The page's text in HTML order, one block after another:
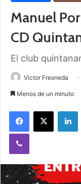
Manuel
CD
El club
Victor Fresneda
Menos de un minuto